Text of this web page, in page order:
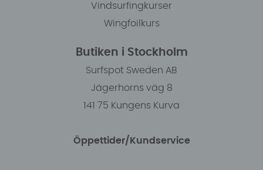
Vindsurfingkurser
Wingfoilkurs
Butiken i Stockholm
Surfspot Sweden AB
Jägerhorns väg 8
141 75 Kungens Kurva
Öppettider/Kundservice